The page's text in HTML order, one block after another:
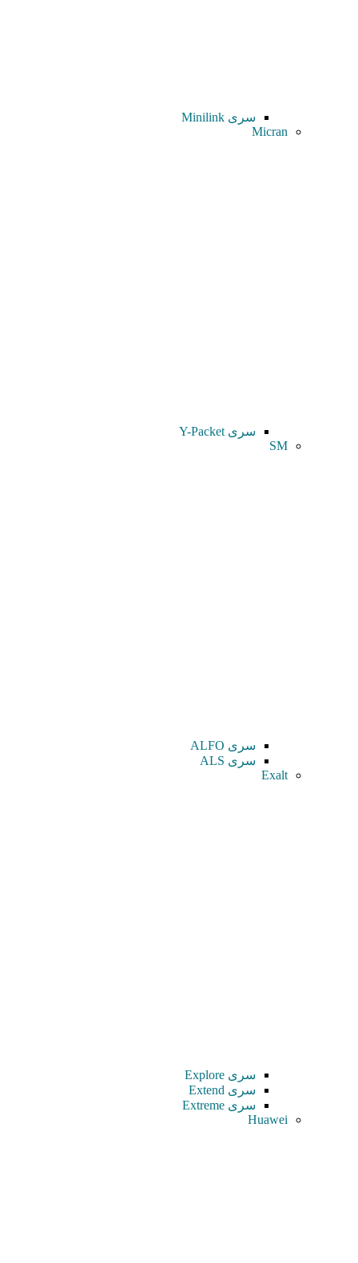
سری Minilink
Micran
سری Y-Packet
SM
سری ALFO
سری ALS
Exalt
سری Explore
سری Extend
سری Extreme
Huawei